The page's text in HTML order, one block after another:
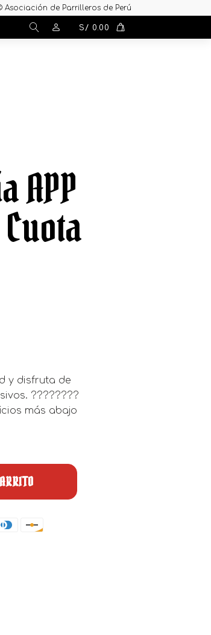
Asociación de Parrilleros de Perú
S/ 0.00
APP
y disfruta de
????????
más abajo